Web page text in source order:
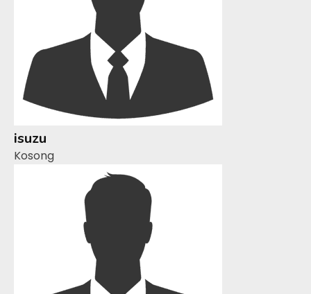
isuzu
Kosong